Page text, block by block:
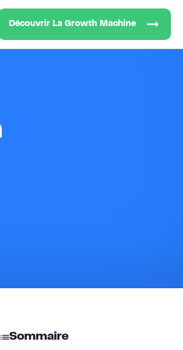
Découvrir La Growth Machine
Sommaire